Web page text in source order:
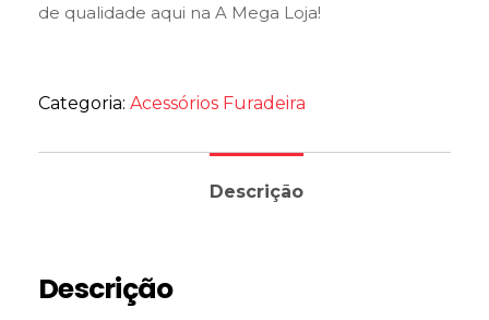
de qualidade aqui na A Mega Loja!
Categoria: Acessórios Furadeira
Descrição
Descrição